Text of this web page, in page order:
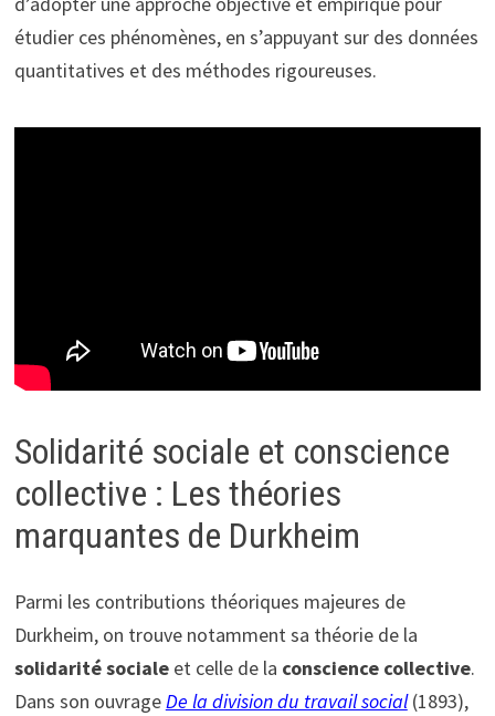
étudier ces phénomènes, en s’appuyant sur des données
quantitatives et des méthodes rigoureuses.
Solidarité sociale et conscience
collective : Les théories
marquantes de Durkheim
Parmi les contributions théoriques majeures de
Durkheim, on trouve notamment sa théorie de la
solidarité socialeet celle de la conscience collective.
Dans son ouvrageDe la division du travail social(1893),